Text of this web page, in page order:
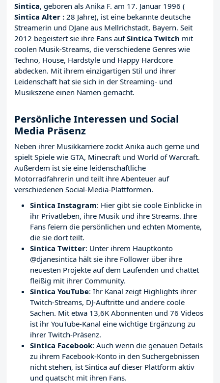
Sintica, geboren als Anika F. am 17. Januar 1996 (
Sintica Alter : 28 Jahre), ist eine bekannte deutsche
Streamerin und DJane aus Mellrichstadt, Bayern. Seit
2012 begeistert sie ihre Fans aufSintica Twitch mit
coolen Musik-Streams, die verschiedene Genres wie
Techno, House, Hardstyle und Happy Hardcore
abdecken. Mit ihrem einzigartigen Stil und ihrer
Leidenschaft hat sie sich in der Streaming- und
Musikszene einen Namen gemacht.
Persönliche Interessen und Social
Media Präsenz
Neben ihrer Musikkarriere zockt Anika auch gerne und
spielt Spiele wie GTA, Minecraft und World of Warcraft.
Außerdem ist sie eine leidenschaftliche
Motorradfahrerin und teilt ihre Abenteuer auf
verschiedenen Social-Media-Plattformen.
Sintica Instagram: Hier gibt sie coole Einblicke in
ihr Privatleben, ihre Musik und ihre Streams. Ihre
Fans feiern die persönlichen und echten Momente,
die sie dort teilt.
Sintica Twitter: Unter ihrem Hauptkonto
@djanesintica hält sie ihre Follower über ihre
neuesten Projekte auf dem Laufenden und chattet
fleißig mit ihrer Community.
Sintica YouTube: Ihr Kanal zeigt Highlights ihrer
Twitch-Streams, DJ-Auftritte und andere coole
Sachen. Mit etwa 13,6K Abonnenten und 76 Videos
ist ihr YouTube-Kanal eine wichtige Ergänzung zu
ihrer Twitch-Präsenz.
Sintica Facebook: Auch wenn die genauen Details
zu ihrem Facebook-Konto in den Suchergebnissen
nicht stehen, ist Sintica auf dieser Plattform aktiv
und quatscht mit ihren Fans.